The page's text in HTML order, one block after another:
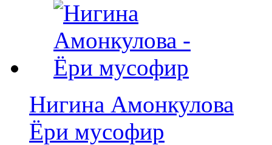
Нигина Амонкулова
Ёри мусофир